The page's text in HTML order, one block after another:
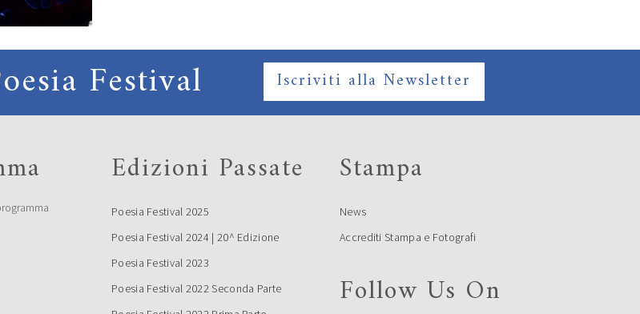
Festival Iscriviti alla Newsletter
Edizioni Passate
Poesia Festival 2025
Poesia Festival 2024 | 20^ Edizione
Poesia Festival 2023
Poesia Festival 2022 Seconda Parte
Stampa
News
Accrediti Stampa e Fotografi
Follow Us On